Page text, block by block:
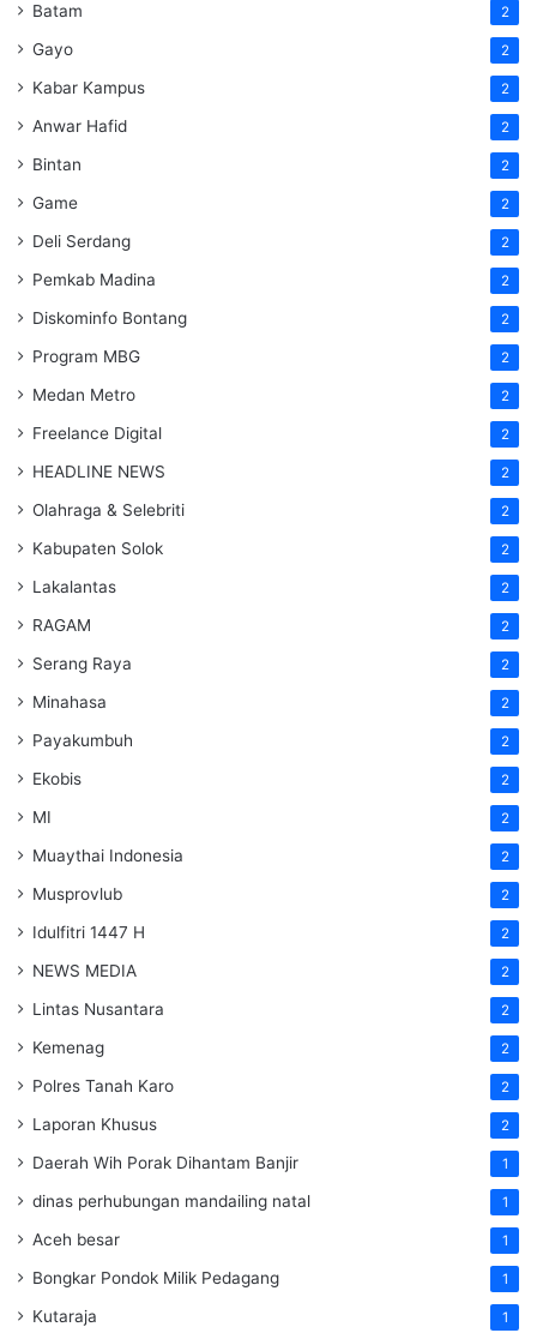
Batam 2
Gayo 2
Kabar Kampus 2
Anwar Hafid 2
Bintan 2
Game 2
Deli Serdang 2
Pemkab Madina 2
Diskominfo Bontang 2
Program MBG 2
Medan Metro 2
Freelance Digital 2
HEADLINE NEWS 2
Olahraga & Selebriti 2
Kabupaten Solok 2
Lakalantas 2
RAGAM 2
Serang Raya 2
Minahasa 2
Payakumbuh 2
Ekobis 2
MI 2
Muaythai Indonesia 2
Musprovlub 2
Idulfitri 1447 H 2
NEWS MEDIA 2
Lintas Nusantara 2
Kemenag 2
Polres Tanah Karo 2
Laporan Khusus 2
Daerah Wih Porak Dihantam Banjir 1
dinas perhubungan mandailing natal 1
Aceh besar 1
Bongkar Pondok Milik Pedagang 1
Kutaraja 1